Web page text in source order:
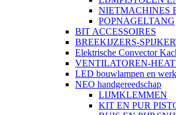
NIETMACHINES
POPNAGELTANG
BIT ACCESSOIRES
BREEKIJZERS-
Elektrische Convector
VENTILATOREN-
LED bouwlampen en
NEO handgereedschap
LIJMKLEMMEN
KIT EN PUR